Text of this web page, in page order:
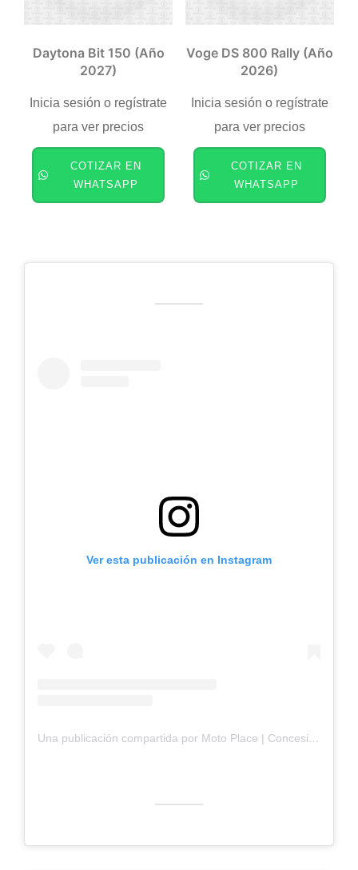
Daytona Bit 150 (año
2027)
Inicia sesión o regístrate
para ver precios
COTIZAR EN
WHATSAPP
Voge DS 800 Rally (año
2026)
Inicia sesión o regístrate
para ver precios
COTIZAR EN
WHATSAPP
Ver esta publicación en Instagram
Una publicación compartida por Moto Place | Concesionario de motocicletas | Motos nuevas (@motoplace.ec)